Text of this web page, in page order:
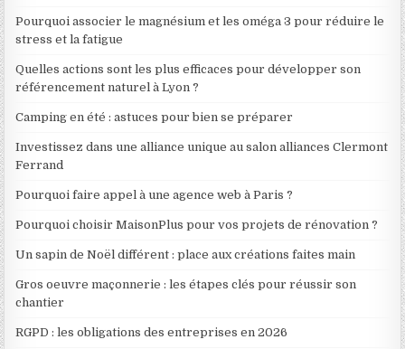
Pourquoi associer le magnésium et les oméga 3 pour réduire le
stress et la fatigue
Quelles actions sont les plus efficaces pour développer son
référencement naturel à Lyon ?
Camping en été : astuces pour bien se préparer
Investissez dans une alliance unique au salon alliances Clermont
Ferrand
Pourquoi faire appel à une agence web à Paris ?
Pourquoi choisir MaisonPlus pour vos projets de rénovation ?
Un sapin de Noël différent : place aux créations faites main
Gros oeuvre maçonnerie : les étapes clés pour réussir son
chantier
RGPD : les obligations des entreprises en 2026